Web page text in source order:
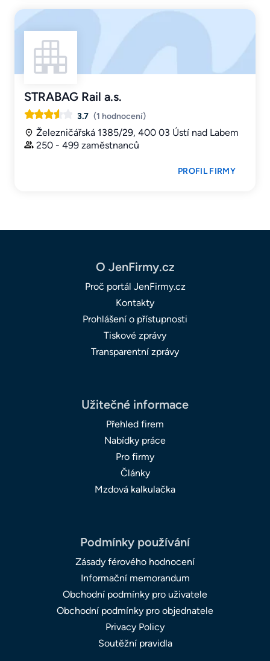
STRABAG Rail a.s.
3.7 (1 hodnocení)
Železničářská 1385/29, 400 03 Ústí nad Labem
250 - 499 zaměstnanců
PROFIL FIRMY
O JenFirmy.cz
Proč portál JenFirmy.cz
Kontakty
Prohlášení o přístupnosti
Tiskové zprávy
Transparentní zprávy
Užitečné informace
Přehled firem
Nabídky práce
Pro firmy
Články
Mzdová kalkulačka
Podmínky používání
Zásady férového hodnocení
Informační memorandum
Obchodní podmínky pro uživatele
Obchodní podmínky pro objednatele
Privacy Policy
Soutěžní pravidla